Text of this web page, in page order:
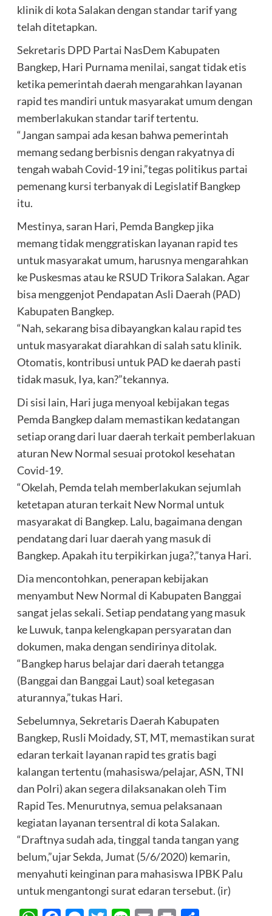
klinik di kota Salakan dengan standar tarif yang
telah ditetapkan.
Sekretaris DPD Partai NasDem Kabupaten
Bangkep, Hari Purnama menilai, sangat tidak etis
ketika pemerintah daerah mengarahkan layanan
rapid tes mandiri untuk masyarakat umum dengan
memberlakukan standar tarif tertentu.
“Jangan sampai ada kesan bahwa pemerintah
memang sedang berbisnis dengan rakyatnya di
tengah wabah Covid-19 ini,”tegas politikus partai
pemenang kursi terbanyak di Legislatif Bangkep
itu.
Mestinya, saran Hari, Pemda Bangkep jika
memang tidak menggratiskan layanan rapid tes
untuk masyarakat umum, harusnya mengarahkan
ke Puskesmas atau ke RSUD Trikora Salakan. Agar
bisa menggenjot Pendapatan Asli Daerah (PAD)
Kabupaten Bangkep.
“Nah, sekarang bisa dibayangkan kalau rapid tes
untuk masyarakat diarahkan di salah satu klinik.
Otomatis, kontribusi untuk PAD ke daerah pasti
tidak masuk, Iya, kan?”tekannya.
Di sisi lain, Hari juga menyoal kebijakan tegas
Pemda Bangkep dalam memastikan kedatangan
setiap orang dari luar daerah terkait pemberlakuan
aturan New Normal sesuai protokol kesehatan
Covid-19.
“Okelah, Pemda telah memberlakukan sejumlah
ketetapan aturan terkait New Normal untuk
masyarakat di Bangkep. Lalu, bagaimana dengan
pendatang dari luar daerah yang masuk di
Bangkep. Apakah itu terpikirkan juga?,”tanya Hari.
Dia mencontohkan, penerapan kebijakan
menyambut New Normal di Kabupaten Banggai
sangat jelas sekali. Setiap pendatang yang masuk
ke Luwuk, tanpa kelengkapan persyaratan dan
dokumen, maka dengan sendirinya ditolak.
“Bangkep harus belajar dari daerah tetangga
(Banggai dan Banggai Laut) soal ketegasan
aturannya,”tukas Hari.
Sebelumnya, Sekretaris Daerah Kabupaten
Bangkep, Rusli Moidady, ST, MT, memastikan surat
edaran terkait layanan rapid tes gratis bagi
kalangan tertentu (mahasiswa/pelajar, ASN, TNI
dan Polri) akan segera dilaksanakan oleh Tim
Rapid Tes. Menurutnya, semua pelaksanaan
kegiatan layanan tersentral di kota Salakan.
“Draftnya sudah ada, tinggal tanda tangan yang
belum,”ujar Sekda, Jumat (5/6/2020) kemarin,
menyahuti keinginan para mahasiswa IPBK Palu
untuk mengantongi surat edaran tersebut. (ir)